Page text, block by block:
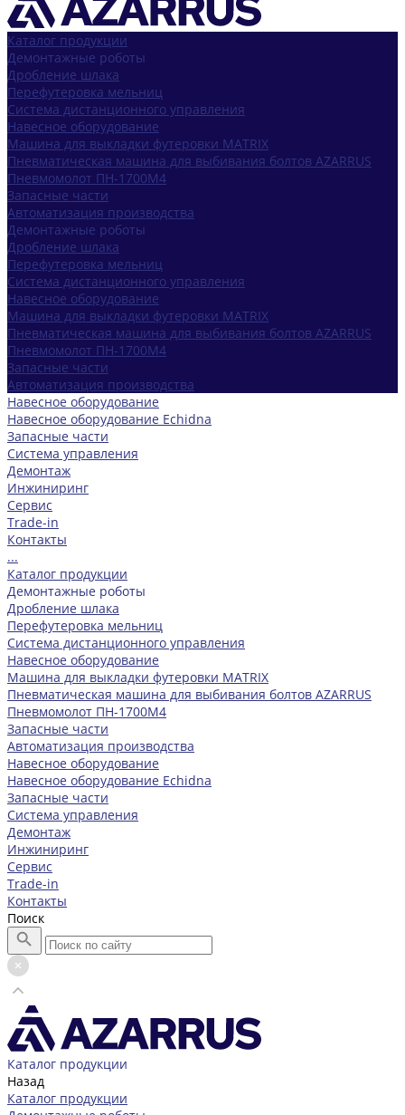
Каталог продукции
Демонтажные роботы
Дробление шлака
Перефутеровка мельниц
Система дистанционного управления
Навесное оборудование
Машина для выкладки футеровки MATRIX
Пневматическая машина для выбивания болтов AZARRUS
Пневмомолот ПН-1700М4
Запасные части
Автоматизация производства
Демонтажные роботы
Дробление шлака
Перефутеровка мельниц
Система дистанционного управления
Навесное оборудование
Машина для выкладки футеровки MATRIX
Пневматическая машина для выбивания болтов AZARRUS
Пневмомолот ПН-1700М4
Запасные части
Автоматизация производства
Навесное оборудование
Навесное оборудование Echidna
Запасные части
Система управления
Демонтаж
Инжиниринг
Сервис
Trade-in
Контакты
...
Каталог продукции
Демонтажные роботы
Дробление шлака
Перефутеровка мельниц
Система дистанционного управления
Навесное оборудование
Машина для выкладки футеровки MATRIX
Пневматическая машина для выбивания болтов AZARRUS
Пневмомолот ПН-1700М4
Запасные части
Автоматизация производства
Навесное оборудование
Навесное оборудование Echidna
Запасные части
Система управления
Демонтаж
Инжиниринг
Сервис
Trade-in
Контакты
Поиск
Каталог продукции
Назад
Каталог продукции